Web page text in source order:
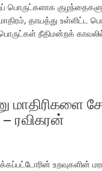
பொருட்களாக
தாயத்து உள்ளிட்ட
நீதிமன்றக்
மாதிரிகளை
ரவிகரன்
உறவுகளின்